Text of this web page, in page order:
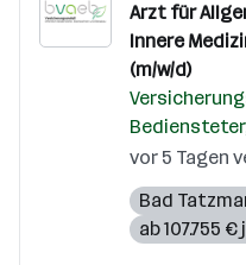
Arzt für
Innere
(m/w/d)
vor 5 Tagen
Bad
ab 107.755